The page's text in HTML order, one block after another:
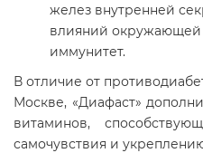
желез внутренней
влияний окружающей
иммунитет.
В отличие от
Москве, «Диафаст»
витаминов,
самочувствия и